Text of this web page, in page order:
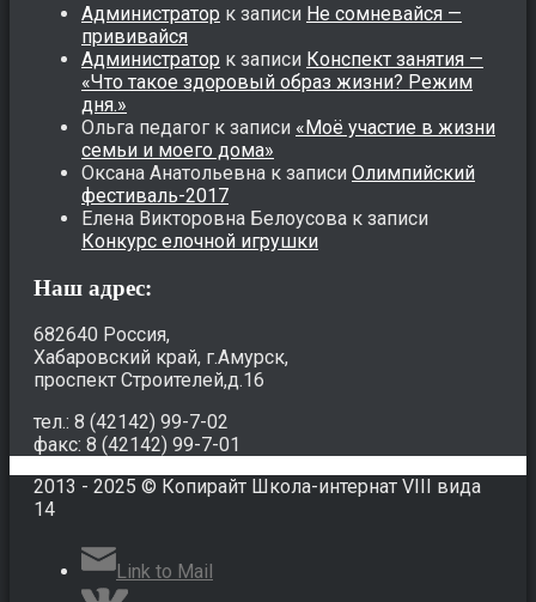
Администратор к записи Не сомневайся —
прививайся
Администратор к записи Конспект занятия —
«Что такое здоровый образ жизни? Режим
дня.»
Ольга педагог к записи «Моё участие в жизни
семьи и моего дома»
Оксана Анатольевна к записи Олимпийский
фестиваль-2017
Елена Викторовна Белоусова к записи
Конкурс елочной игрушки
Наш адрес:
682640 Россия,
Хабаровский край, г.Амурск,
проспект Строителей,д.16
тел.: 8 (42142) 99-7-02
факс: 8 (42142) 99-7-01
2013 - 2025 © Копирайт Школа-интернат VIII вида
14
Link to Mail